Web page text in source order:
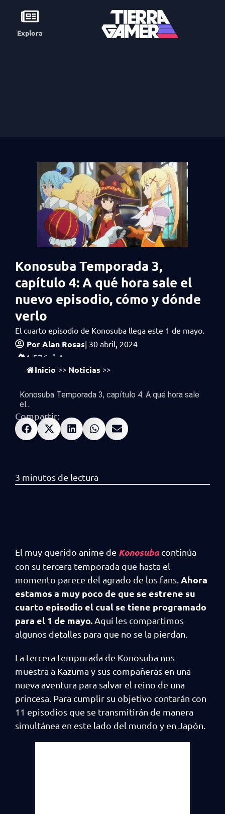
Explora
Konosuba Temporada 3,
capítulo 4: A qué hora sale el
nuevo episodio, cómo y dónde
verlo
El cuarto episodio de Konosuba llega este 1 de mayo.
PorAlan Rosas| 30 abril, 2024
1,576 vistas
Inicio >> Noticias >>
Konosuba Temporada 3, capítulo 4: A qué hora sale
el...
Compartir:
El muy querido anime de Konosuba continúa
con su tercera temporada que hasta el
momento parece del agrado de los fans. Ahora
estamos a muy poco de que se estrene su
cuarto episodio el cual se tiene programado
para el 1 de mayo. Aquí les compartimos
algunos detalles para que no se la pierdan.
La tercera temporada de Konosuba nos
muestra a Kazuma y sus compañeras en una
nueva aventura para salvar el reino de una
princesa. Para cumplir su objetivo contarán con
11 episodios que se transmitirán de manera
simultánea en este lado del mundo y en Japón.